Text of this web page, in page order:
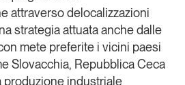
attraverso delocalizzazioni
strategia attuata anche dalle
mete preferite i vicini paesi
Slovacchia, Repubblica Ceca
produzione industriale